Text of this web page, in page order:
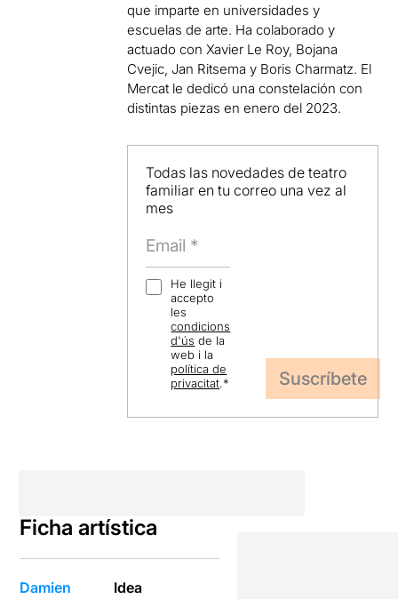
que imparte en universidades y
escuelas de arte. Ha colaborado y
actuado con Xavier Le Roy, Bojana
Cvejic, Jan Ritsema y Boris Charmatz. El
Mercat le dedicó una constelación con
distintas piezas en enero del 2023.
Todas las novedades de teatro
familiar en tu correo una vez al
mes
He llegit i
accepto
les
condicions
d'ús de la
web i la
política de
privacitat.*
Ficha artística
Damien
Idea